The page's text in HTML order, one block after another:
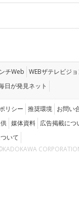
チWeb WEBザテレビジ
日が発見ネット
リシー 推奨環境 お問い
媒体資料 広告掲載につ
いて